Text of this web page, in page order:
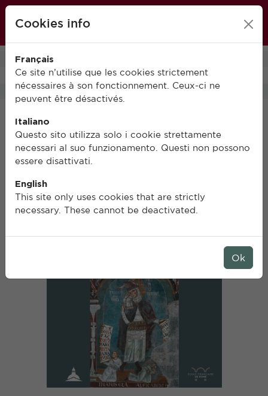
Cookies info
Français
Ce site n’utilise que les cookies strictement
nécessaires à son fonctionnement. Ceux-ci ne
peuvent être désactivés.
Italiano
Questo sito utilizza solo i cookie strettamente
necessari al suo funzionamento. Questi non possono
essere disattivati.
English
This site only uses cookies that are strictly
necessary. These cannot be deactivated.
Ok